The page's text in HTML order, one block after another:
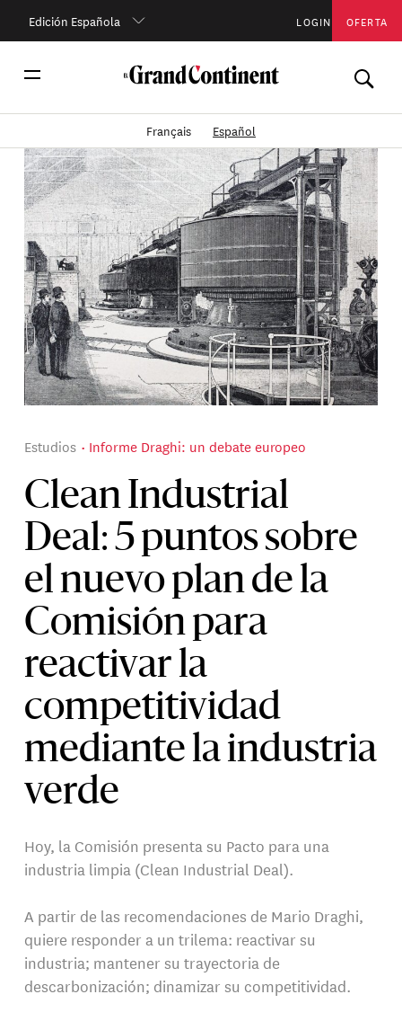
Edición Española LOGIN OFERTA
Français Español
Clean Industrial
Deal: 5 puntos sobre
el nuevo plan de la
Comisión para
reactivar la
competitividad
mediante la industria
verde
Estudios Informe Draghi: un debate europeo
Hoy, la Comisión presenta su Pacto para una
industria limpia (Clean Industrial Deal).
A partir de las recomendaciones de Mario Draghi,
quiere responder a un trilema: reactivar su
industria; mantener su trayectoria de
descarbonización; dinamizar su competitividad.